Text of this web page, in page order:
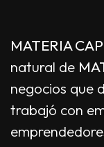
MATERIA
natural de
negocios que
trabajó con